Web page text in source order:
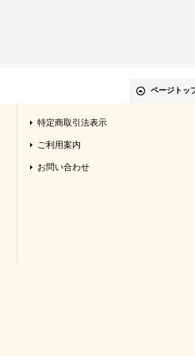
ページトッ
特定商取引法表示
ご利用案内
お問い合わせ